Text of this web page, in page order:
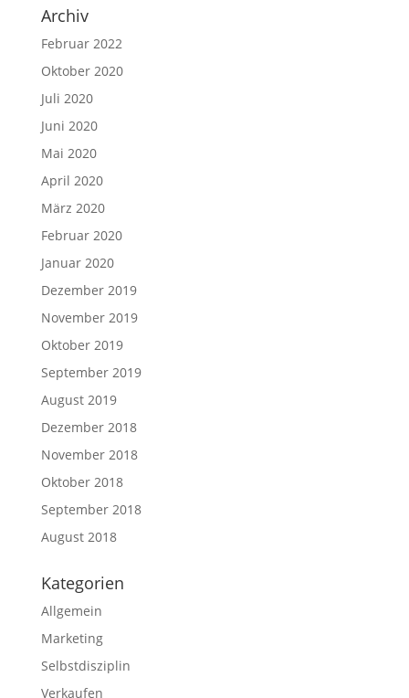
Archiv
Februar 2022
Oktober 2020
Juli 2020
Juni 2020
Mai 2020
April 2020
März 2020
Februar 2020
Januar 2020
Dezember 2019
November 2019
Oktober 2019
September 2019
August 2019
Dezember 2018
November 2018
Oktober 2018
September 2018
August 2018
Kategorien
Allgemein
Marketing
Selbstdisziplin
Verkaufen